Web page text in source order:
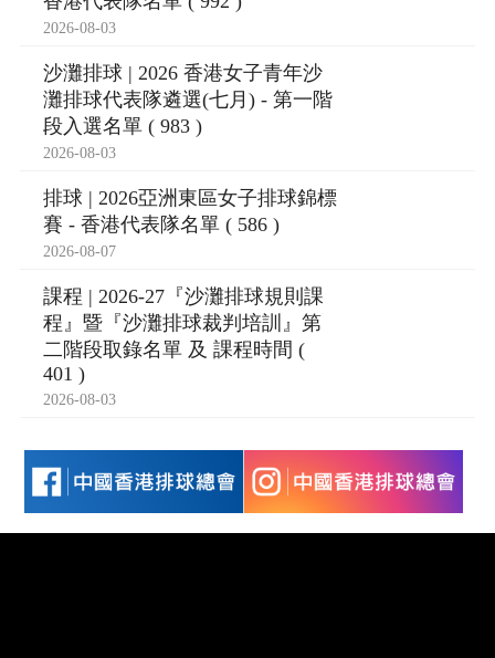
2026-08-03
沙灘排球 | 2026 香港女子青年沙
灘排球代表隊遴選(七月) - 第一階
段入選名單 ( 983 )
2026-08-03
排球 | 2026亞洲東區女子排球錦標
賽 - 香港代表隊名單 ( 586 )
2026-08-07
課程 | 2026-27『沙灘排球規則課
程』暨『沙灘排球裁判培訓』第
二階段取錄名單 及 課程時間 (
401 )
2026-08-03